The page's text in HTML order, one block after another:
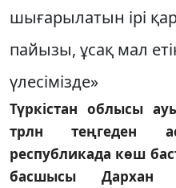
шығарылатын ірі
пайызы, ұсақ мал
үлесімізде»
Түркістан облысы
трлн теңгеден
республикада көш
басшысы Дархан